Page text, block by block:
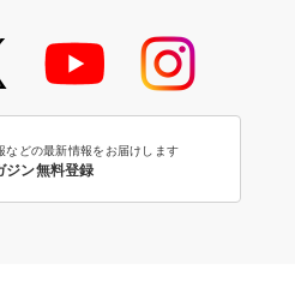
などの最新情報をお届けします
ジン無料登録